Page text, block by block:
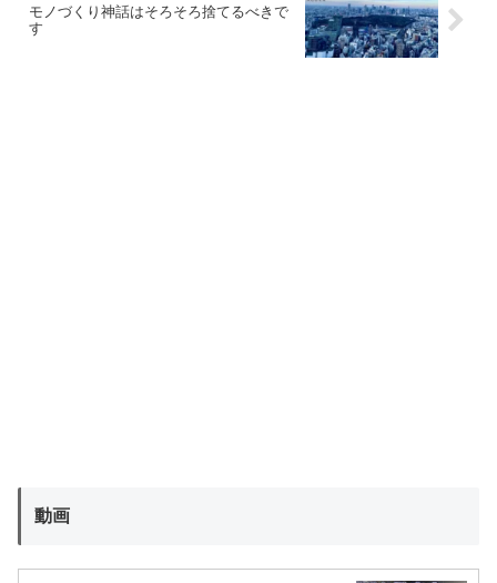
モノづくり神話はそろそろ捨てるべきで
す
動画